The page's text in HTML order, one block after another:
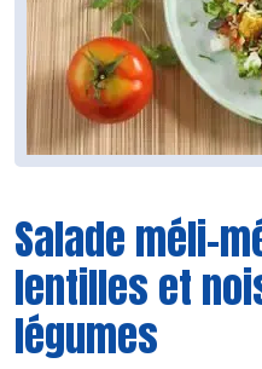
Salade méli-
lentilles et
légumes